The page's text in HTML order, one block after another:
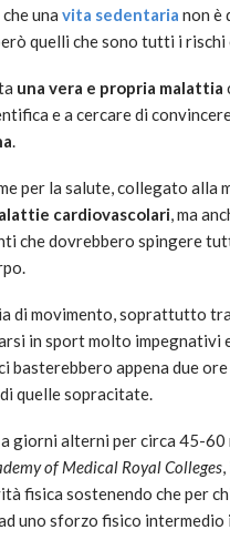
una vita sedentaria non è
quelli che sono tutti i
una vera e propria malattia
e a cercare di
.
per la salute, collegato
cardiovascolari, ma
che dovrebbero spingere
di movimento, soprattutto
in sport molto impegnativi
basterebbero appena due
quelle sopracitate.
giorni alterni per circa 45-
of Medical Royal Colleges
fisica sostenendo che per
uno sforzo fisico intermedio
quale
1 anno ago